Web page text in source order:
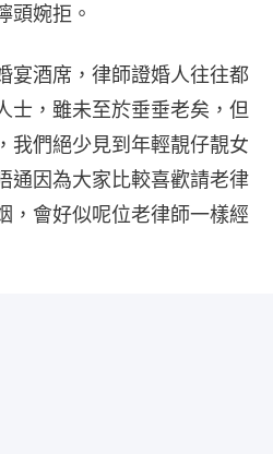
頭婉拒。
宴酒席，律師證婚人往往都
士，雖未至於垂垂老矣，但
我們絕少見到年輕靚仔靚女
通因為大家比較喜歡請老律
，會好似呢位老律師一樣經